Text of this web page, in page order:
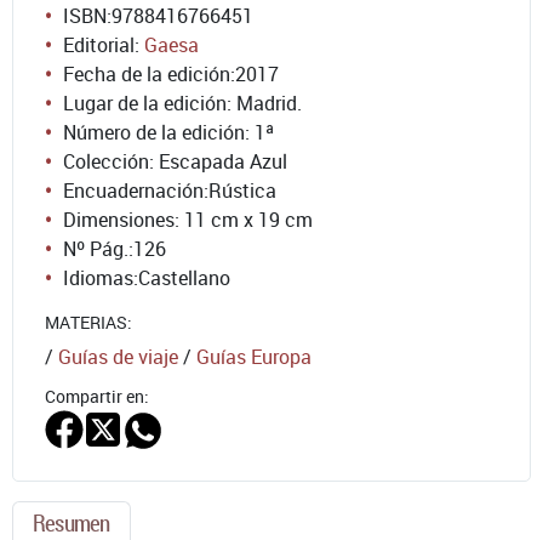
ISBN:9788416766451
Editorial: Gaesa
Fecha de la edición:2017
Lugar de la edición: Madrid.
Número de la edición: 1ª
Colección: Escapada Azul
Encuadernación:Rústica
Dimensiones: 11 cm x 19 cm
Nº Pág.:126
Idiomas:Castellano
MATERIAS:
/ Guías de viaje/ Guías Europa
Compartir en:
Resumen